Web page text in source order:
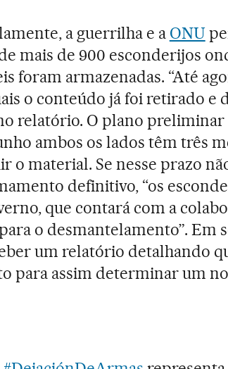
a guerrilha e a ONU
mais de 900 esconderijos
foram armazenadas. “Até
o conteúdo já foi retirado e
relatório. O plano preliminar
ambos os lados têm três
o material. Se nesse prazo
definitivo, “os
que contará com a
o desmantelamento”. Em
um relatório detalhando
para assim determinar um